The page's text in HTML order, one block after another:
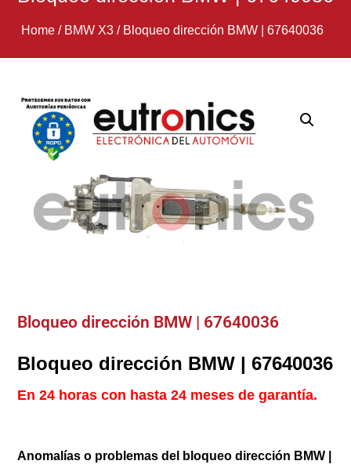
Home/ BMW X3/ Bloqueo dirección BMW | 67640036
Bloqueo dirección BMW | 67640036
Bloqueo dirección BMW | 67640036
En 24 horas con hasta 24 meses de garantía.
Anomalías o problemas del bloqueo dirección BMW |